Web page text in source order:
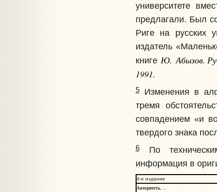
университете
предлагали. Был
Риге на русских
издатель
книге Ю. Абызов.
1991.
5Изменения в
тремя
совпадением «и
твердого знака
6По
информация в
4-е издание
Авторитетъ,...